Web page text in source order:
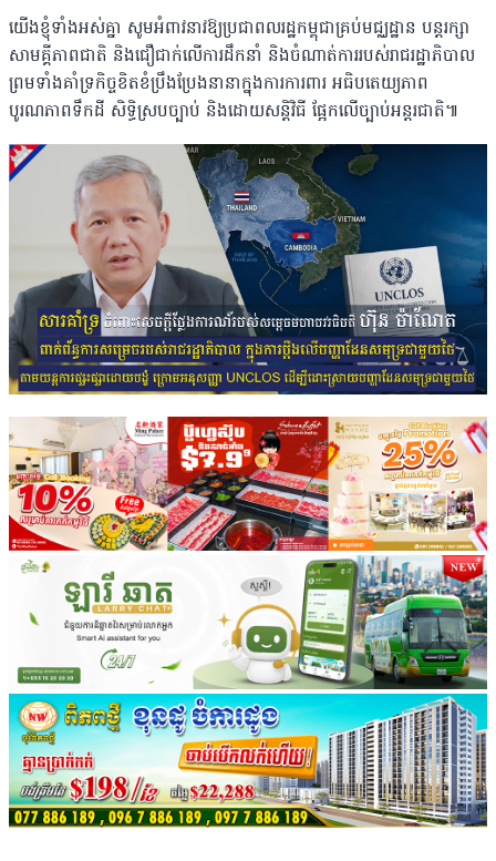
យើងខ្ញុំទាំងអស់គ្នា សូមអំពាវនាវឱ្យប្រជាពលរដ្ឋកម្ពុជាគ្រប់មជ្ឈដ្ឋាន បន្តរក្សា
សាមគ្គីភាពជាតិ និងជឿជាក់លើការដឹកនាំ និងចំណាត់ការរបស់រាជរដ្ឋាភិបាល
ព្រមទាំងគាំទ្រកិច្ចខិតខំប្រឹងប្រែងនានាក្នុងការការពារ អធិបតេយ្យភាព
បូរណភាពទឹកដី សិទ្ធិស្របច្បាប់ និងដោយសន្តិវិធី ផ្អែកលើច្បាប់អន្តរជាតិ៕